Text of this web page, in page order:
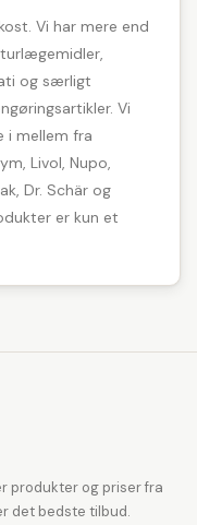
Vi har mere end
og særligt
Vi
mellem fra
Livol, Nupo,
Dr. Schär og
er kun et
produkter og priser fra
det bedste tilbud.